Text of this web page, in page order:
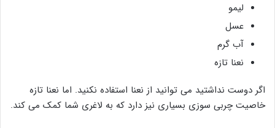
لیمو
عسل
آب گرم
نعنا تازه
اگر دوست نداشتید می توانید از نعنا استفاده نکنید. اما نعنا تازه
خاصیت چربی سوزی بسیاری نیز دارد که به لاغری شما کمک می کند.